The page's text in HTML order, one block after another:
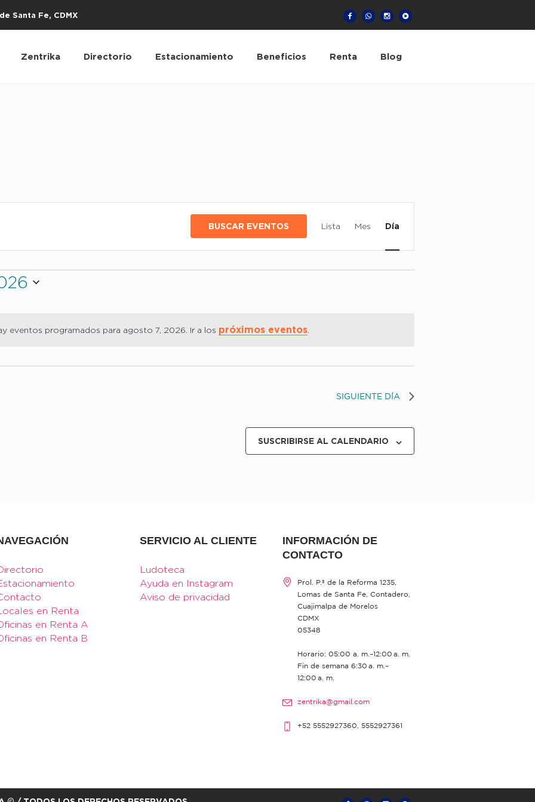
Santa Fe, CDMX
Zentrika Directorio Estacionamiento Beneficios Renta Blog
Aviso
eventos programados para agosto 7, 2026. Ir a los próximos eventos
BUSCAR EVENTOS
DE
DE
Lista Mes Día
SIGUIENTE DÍA
SUSCRIBIRSE AL CALENDARIO
en Renta
en Renta A
en Renta B
SERVICIO AL CLIENTE
Ludoteca
Ayuda en Instagram
Aviso de privacidad
INFORMACIÓN DE
CONTACTO
Prol. P.º de la Reforma 1235,
Lomas de Santa Fe, Contadero,
Cuajimalpa de Morelos
CDMX
05348
Horario: 05:00 a. m.–12:00 a. m.
Fin de semana 6:30 a. m.–
12:00 a. m.
zentrika@gmail.com
+52 5552927360, 5552927361